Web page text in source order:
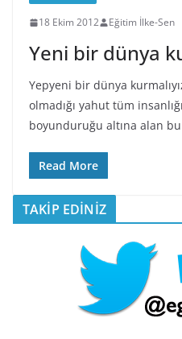
18 Ekim 2012 Eğitim İlke-Sen
Yeni bir dünya
Yepyeni bir dünya
olmadığı yahut tüm
boyunduruğu altına alan
Read More
TAKİP EDİNİZ